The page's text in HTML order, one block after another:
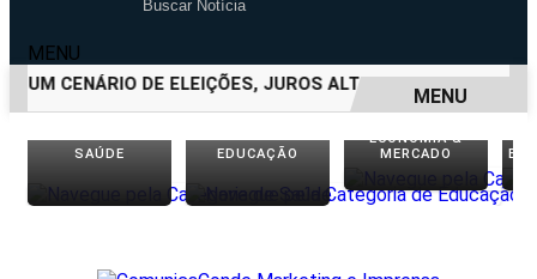
MENU
UM CENÁRIO DE ELEIÇÕES, JUROS ALTOS E INCERTEZA
EM ALTA
MENU
SAÚDE EDUCAÇÃO
ECONOMIA &
MERCADO